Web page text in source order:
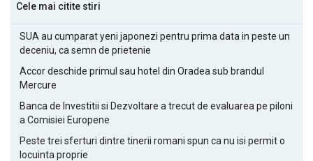
Cele mai citite stiri
SUA au cumparat yeni japonezi pentru prima data in peste un
deceniu, ca semn de prietenie
Accor deschide primul sau hotel din Oradea sub brandul
Mercure
Banca de Investitii si Dezvoltare a trecut de evaluarea pe piloni
a Comisiei Europene
Peste trei sferturi dintre tinerii romani spun ca nu isi permit o
locuinta proprie